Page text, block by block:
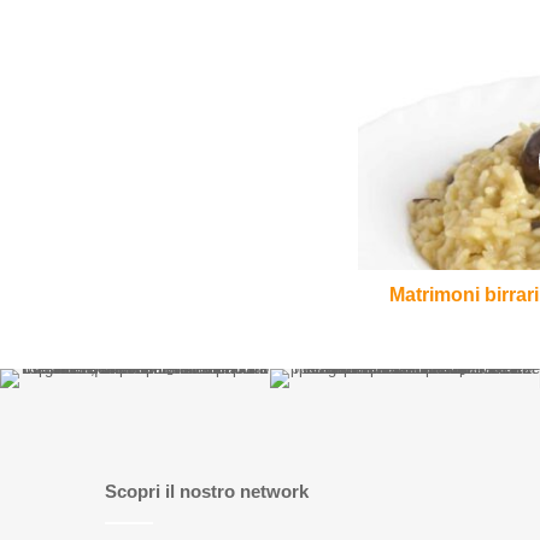
Matrimoni
Scopri il nostro network